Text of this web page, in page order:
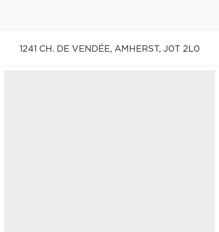
1241 CH. DE VENDÉE, AMHERST, J0T 2L0